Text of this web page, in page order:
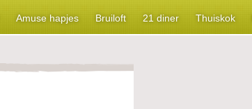
Amuse hapjes Bruiloft 21 diner Thuiskok